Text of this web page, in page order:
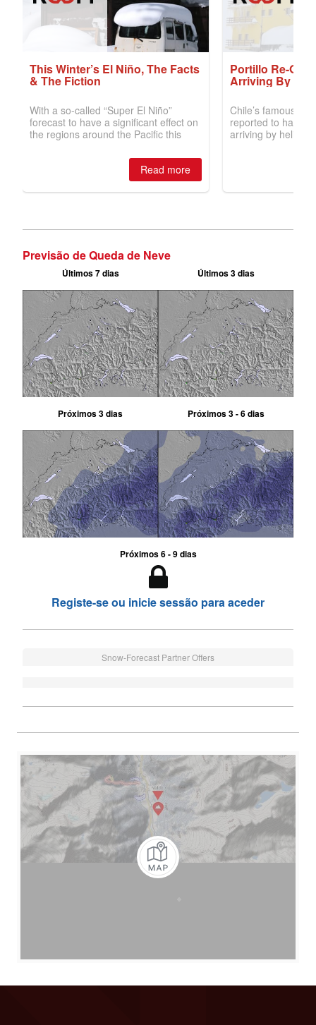
Previsão de Queda de Neve
Últimos 7 dias Últimos 3 dias
Próximos 3 dias Próximos 3 - 6 dias
Próximos 6 - 9 dias
Registe-se ou inicie sessão para aceder
Snow-Forecast Partner Offers